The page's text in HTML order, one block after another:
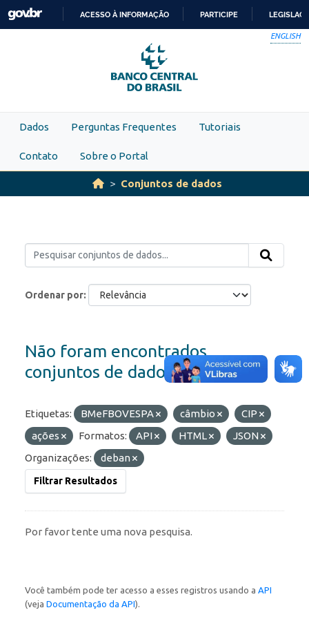
Skip to main content
PARA
O
CONTEÚDO
ACESSO À INFORMAÇÃO PARTICIPE
ENGLISH
Dados Perguntas Frequentes Tutoriais
Contato Sobre o Portal
Conjuntos de dados
Ordenar por
Não foram encontrados
conjuntos de dados
Etiquetas: BMeFBOVESPA câmbio
CIP
ações
Formatos: API HTML
JSON
Organizações:
deban
Filtrar Resultados
Por favor tente uma nova pesquisa.
Você também pode ter acesso a esses registros usando a API
(veja Documentação da API).